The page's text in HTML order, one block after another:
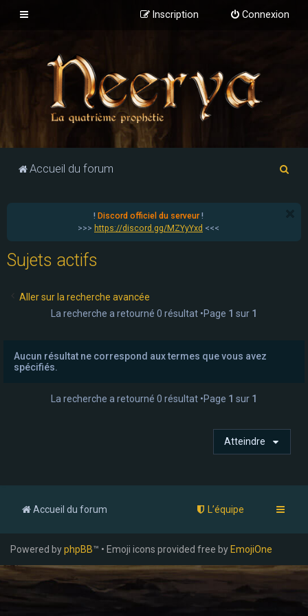
Connexion
Inscription
Accueil du forum
! Discord officiel du serveur!
>>> https://discord.gg/MZYyYxd <<<
Sujets actifs
Aller sur la recherche avancée
La recherche a retourné 0 résultat •Page 1 sur 1
Aucun résultat ne correspond aux termes que vous avez
spécifiés.
La recherche a retourné 0 résultat •Page 1 sur 1
Atteindre
Accueil du forum L’équipe
Powered byphpBB™ • Emoji icons provided free by EmojiOne